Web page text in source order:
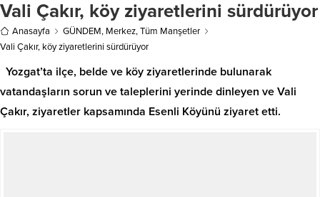
Vali Çakır, köy ziyaretlerini sürdürüyor
Anasayfa GÜNDEM, Merkez,Tüm Manşetler
Vali Çakır, köy ziyaretlerini sürdürüyor
Yozgat’ta ilçe, belde ve köy ziyaretlerinde bulunarak
vatandaşların sorun ve taleplerini yerinde dinleyen ve Vali
Çakır, ziyaretler kapsamında Esenli Köyünü ziyaret etti.